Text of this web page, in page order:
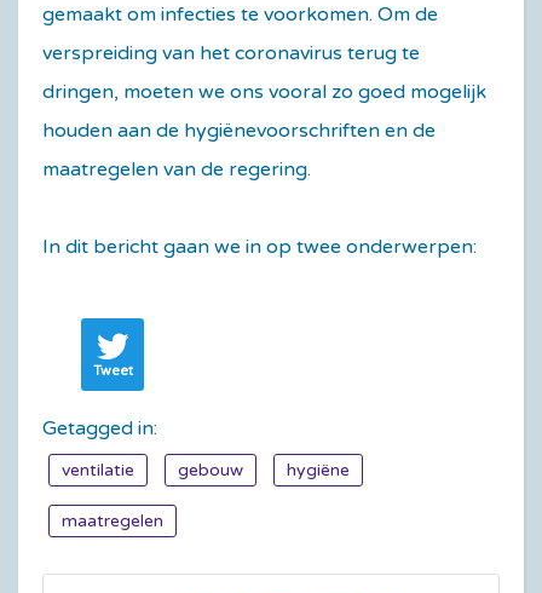
gemaakt om infecties te voorkomen. Om de
verspreiding van het coronavirus terug te
dringen, moeten we ons vooral zo goed mogelijk
houden aan de hygiënevoorschriften en de
maatregelen van de regering.
In dit bericht gaan we in op twee onderwerpen:
Tweet
Getagged in:
ventilatie gebouw hygiëne
maatregelen